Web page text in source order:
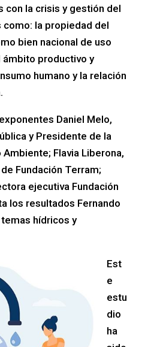
con la crisis y gestión del
como: la propiedad del
bien nacional de uso
ámbito productivo y
humano y la relación
Daniel Melo,
y Presidente de la
Flavia Liberona,
Fundación Terram;
ejecutiva Fundación
los resultados Fernando
hídricos y
Est
e
estu
dio
ha